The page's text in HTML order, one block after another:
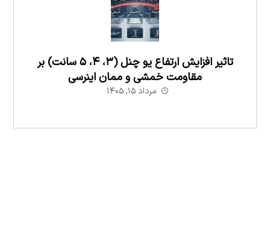
تاثیر افزایش ارتفاع یو چنل (۳، ۴، ۵ سانت) بر
مقاومت خمشی و ممان اینرسی
مرداد ۱۵, ۱۴۰۵